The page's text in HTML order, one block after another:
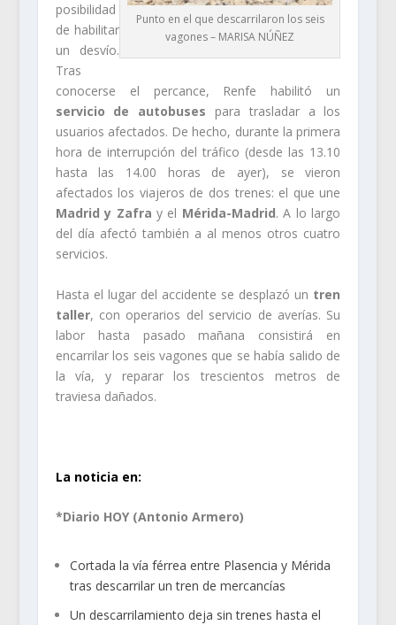
Punto en el que descarrilaron los seis
vagones – MARISA NÚÑEZ
posibilidad
de habilitar
un desvío.
Tras
conocerse el percance, Renfe habilitó un
servicio de autobuses para trasladar a los
usuarios afectados. De hecho, durante la primera
hora de interrupción del tráfico (desde las 13.10
hasta las 14.00 horas de ayer), se vieron
afectados los viajeros de dos trenes: el que une
Madrid y Zafra y el Mérida-Madrid. A lo largo
del día afectó también a al menos otros cuatro
servicios.
Hasta el lugar del accidente se desplazó un tren
taller, con operarios del servicio de averías. Su
labor hasta pasado mañana consistirá en
encarrilar los seis vagones que se había salido de
la vía, y reparar los trescientos metros de
traviesa dañados.
La noticia en:
*Diario HOY (Antonio Armero)
Cortada la vía férrea entre Plasencia y Mérida
tras descarrilar un tren de mercancías
Un descarrilamiento deja sin trenes hasta el